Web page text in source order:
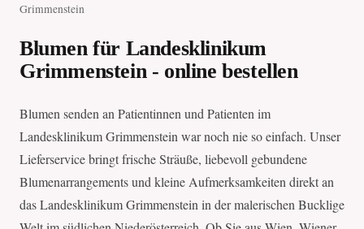
Grimmenstein
Blumen für Landesklinikum
Grimmenstein - online bestellen
Blumen senden an Patientinnen und Patienten im
Landesklinikum Grimmenstein war noch nie so einfach. Unser
Lieferservice bringt frische Sträuße, liebevoll gebundene
Blumenarrangements und kleine Aufmerksamkeiten direkt an
das Landesklinikum Grimmenstein in der malerischen Bucklige